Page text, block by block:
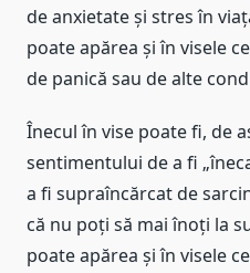
de anxietate și stres în
poate apărea și în visele
de panică sau de alte
Înecul în vise poate fi, de
sentimentului de a fi
a fi supraîncărcat de
că nu poți să mai înoți la
poate apărea și în visele